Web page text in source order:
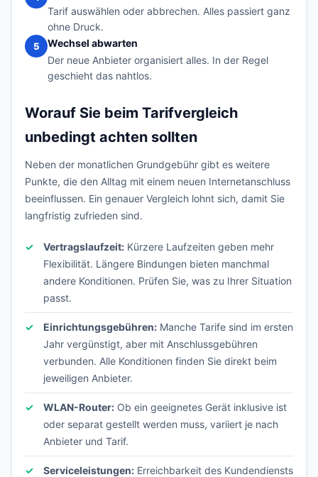
Tarif auswählen oder abbrechen. Alles passiert ganz
ohne Druck.
5
Wechsel abwarten
Der neue Anbieter organisiert alles. In der Regel
geschieht das nahtlos.
Worauf Sie beim Tarifvergleich
unbedingt achten sollten
Neben der monatlichen Grundgebühr gibt es weitere
Punkte, die den Alltag mit einem neuen Internetanschluss
beeinflussen. Ein genauer Vergleich lohnt sich, damit Sie
langfristig zufrieden sind.
Vertragslaufzeit: Kürzere Laufzeiten geben mehr
Flexibilität. Längere Bindungen bieten manchmal
andere Konditionen. Prüfen Sie, was zu Ihrer Situation
passt.
Einrichtungsgebühren: Manche Tarife sind im ersten
Jahr vergünstigt, aber mit Anschlussgebühren
verbunden. Alle Konditionen finden Sie direkt beim
jeweiligen Anbieter.
WLAN-Router: Ob ein geeignetes Gerät inklusive ist
oder separat gestellt werden muss, variiert je nach
Anbieter und Tarif.
Serviceleistungen: Erreichbarkeit des Kundendiensts